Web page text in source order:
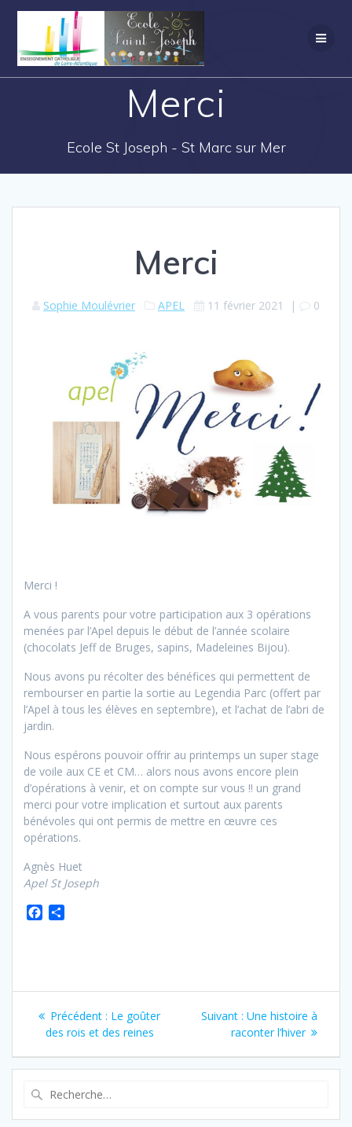
Merci
Ecole St Joseph - St Marc sur Mer
Merci
Sophie Moulévrier APEL 11 février 2021 | 0
Merci !
A vous parents pour votre participation aux 3 opérations
menées par l’Apel depuis le début de l’année scolaire
(chocolats Jeff de Bruges, sapins, Madeleines Bijou).
Nous avons pu récolter des bénéfices qui permettent de
rembourser en partie la sortie au Legendia Parc (offert par
l’Apel à tous les élèves en septembre), et l’achat de l’abri de
jardin.
Nous espérons pouvoir offrir au printemps un super stage
de voile aux CE et CM… alors nous avons encore plein
d’opérations à venir, et on compte sur vous !! un grand
merci pour votre implication et surtout aux parents
bénévoles qui ont permis de mettre en œuvre ces
opérations.
Agnès Huet
Apel St Joseph
o
k
g
r
Précédent : Le goûter
des rois et des reines
Suivant : Une histoire à
raconter l’hiver